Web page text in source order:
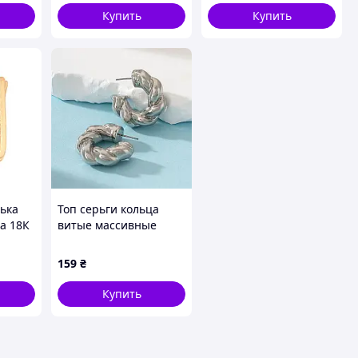
Купить
Купить
18К
Топ серьги кольца
витые массивные
мода стиль
159 ₴
Купить